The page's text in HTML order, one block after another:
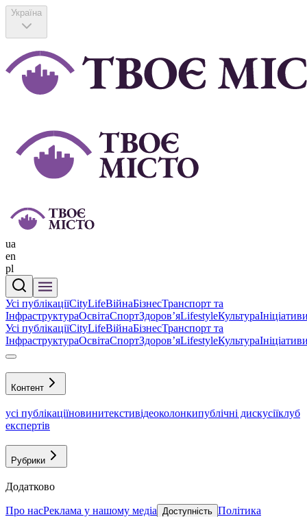
Україна
ua
en
pl
Усі публікаціїCityLifeВійнаБізнесТранспорт та
ІнфраструктураОсвітаСпортЗдоровʼяLifestyleКультура
Усі публікаціїCityLifeВійнаБізнесТранспорт та
ІнфраструктураОсвітаСпортЗдоровʼяLifestyleКультура
Контент
усі публікаціїновинитекстивідеоколонкипублічні дискусіїклуб
експертів
Рубрики
Додатково
Про насРеклама у нашому медіа Доступність Політика